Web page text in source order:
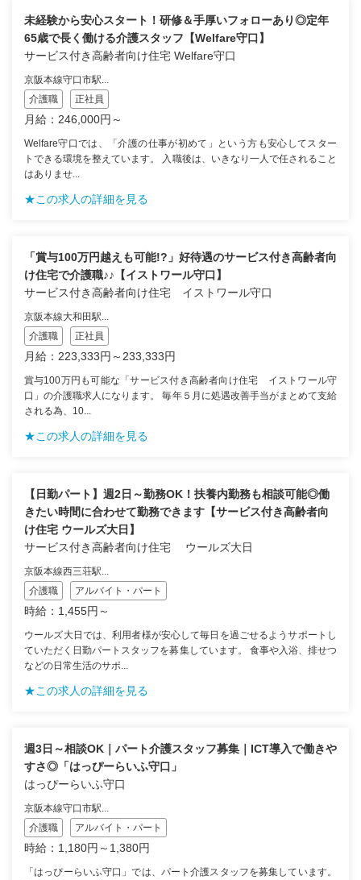
未経験から安心スタート！研修＆手厚いフォローあり◎定年
65歳で長く働ける介護スタッフ【Welfare守口】
サービス付き高齢者向け住宅 Welfare守口
京阪本線守口市駅...
介護職
正社員
月給：246,000円～
Welfare守口では、「介護の仕事が初めて」という方も安心してスター
トできる環境を整えています。 入職後は、いきなり一人で任されること
はありませ...
★この求人の詳細を見る
「賞与100万円越えも可能!?」好待遇のサービス付き高齢者向
け住宅で介護職♪♪【イストワール守口】
サービス付き高齢者向け住宅 イストワール守口
京阪本線大和田駅...
介護職
正社員
月給：223,333円～233,333円
賞与100万円も可能な「サービス付き高齢者向け住宅 イストワール守
口」の介護職求人になります。 毎年５月に処遇改善手当がまとめて支給
される為、10...
★この求人の詳細を見る
【日勤パート】週2日～勤務OK！扶養内勤務も相談可能◎働
きたい時間に合わせて勤務できます【サービス付き高齢者向
け住宅 ウールズ大日】
サービス付き高齢者向け住宅 ウールズ大日
京阪本線西三荘駅...
介護職
アルバイト・パート
時給：1,455円～
ウールズ大日では、利用者様が安心して毎日を過ごせるようサポートし
ていただく日勤パートスタッフを募集しています。 食事や入浴、排せつ
などの日常生活のサポ...
★この求人の詳細を見る
週3日～相談OK｜パート介護スタッフ募集｜ICT導入で働きや
すさ◎「はっぴーらいふ守口」
はっぴーらいふ守口
京阪本線守口市駅...
介護職
アルバイト・パート
時給：1,180円～1,380円
「はっぴーらいふ守口」では、パート介護スタッフを募集しています。